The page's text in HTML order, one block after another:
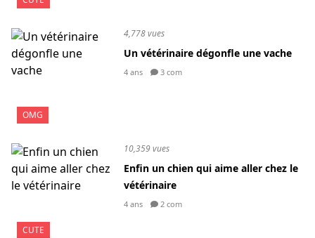
OMG
4,778 vues
Un vétérinaire dégonfle une vache
4 ans 3 com
CUTE
10,359 vues
Enfin un chien qui aime aller chez le
vétérinaire
4 ans 2 com